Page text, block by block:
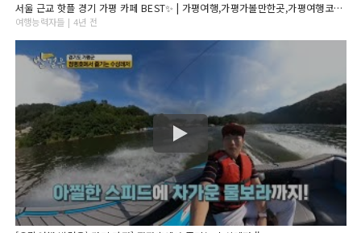
서울 근교 핫플 경기 가평 카페 BEST✨ | 가평여행,가평가볼만한곳,가평여행코스,경기도가볼만한곳, 서울근교가볼만한곳,가평카페,서울근교드라이브,서울근교카페,경기도카페,가평데이트
여행능력자들 | 4년 전